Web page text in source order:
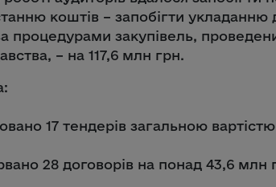
коштів – запобігти
процедурами закупівель,
– на 117,6 млн грн.
17 тендерів загальною
28 договорів на понад 43,6 млн